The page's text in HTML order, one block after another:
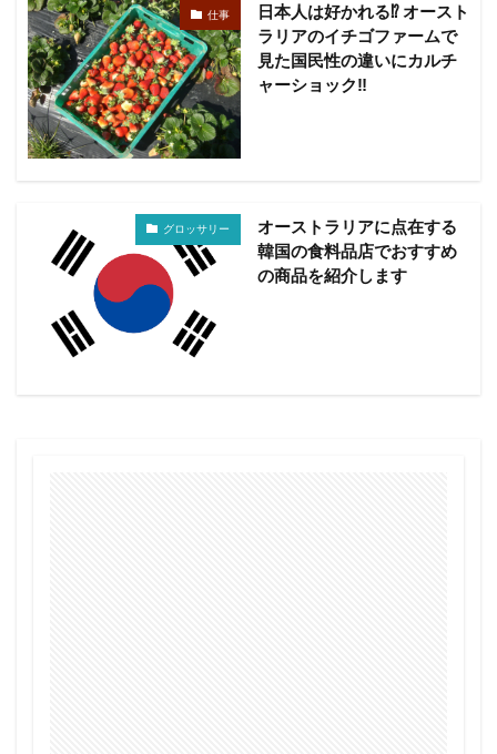
仕事
日本人は好かれる⁉︎ オースト
ラリアのイチゴファームで
見た国民性の違いにカルチ
ャーショック‼︎
グロッサリー
オーストラリアに点在する
韓国の食料品店でおすすめ
の商品を紹介します